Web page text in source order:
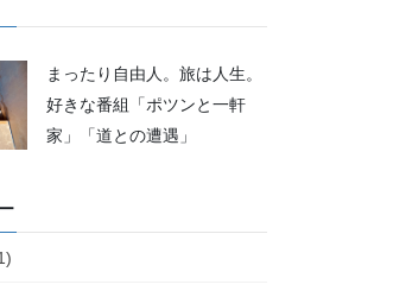
まったり自由人。旅は人生。
好きな番組「ポツンと一軒
家」「道との遭遇」